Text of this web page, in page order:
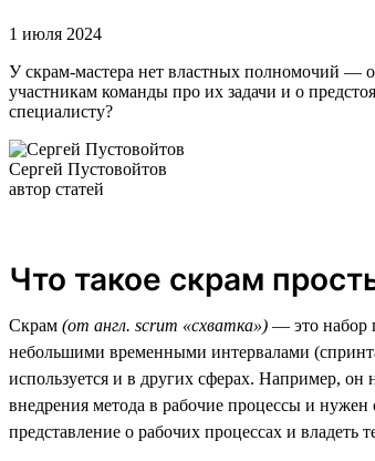
1 июля 2024
У скрам-мастера нет властных полномочий —
участникам команды про их задачи и о
специалисту?
Сергей Пустовойтов
автор статей
Что такое скрам
Скрам (от англ. scrum «схватка») — это набор
небольшими временными интервалами
используется и в других сферах. Например, он
внедрения метода в рабочие процессы и нужен
представление о рабочих процессах и